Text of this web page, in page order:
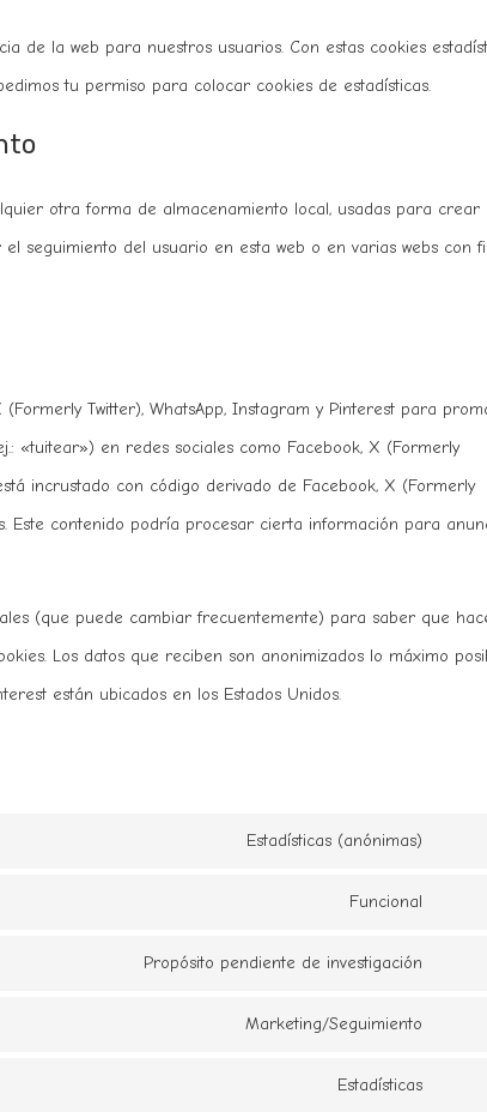
de la web para nuestros usuarios. Con estas cookies
tu permiso para colocar cookies de estadísticas.
otra forma de almacenamiento local, usadas para crear
seguimiento del usuario en esta web o en varias webs con
Twitter), WhatsApp, Instagram y Pinterest para
«tuitear») en redes sociales como Facebook, X (Formerly
incrustado con código derivado de Facebook, X (Formerly
Este contenido podría procesar cierta información para
(que puede cambiar frecuentemente) para saber que
Los datos que reciben son anonimizados lo máximo
están ubicados en los Estados Unidos.
Estadísticas (anónimas)
Funcional
Propósito pendiente de investigación
Marketing/Seguimiento
Estadísticas